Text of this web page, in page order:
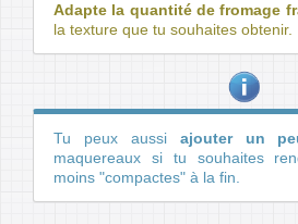
Adapte la quantité de fromage
la texture que tu souhaites obtenir.
Tu peux aussi ajouter un
maquereaux si tu souhaites
moins "compactes" à la fin.